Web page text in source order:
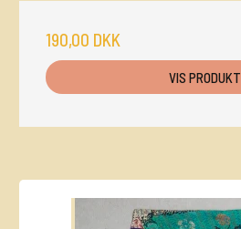
190,00 DKK
VIS PRODUKT